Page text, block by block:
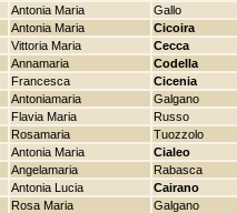
Antonia Maria Gallo
Antonia Maria Cicoira
Vittoria Maria Cecca
Annamaria Codella
Francesca Cicenia
Antoniamaria Galgano
Flavia Maria Russo
Rosamaria Tuozzolo
Antonia Maria Cialeo
Angelamaria Rabasca
Antonia Lucia Cairano
Rosa Maria Galgano